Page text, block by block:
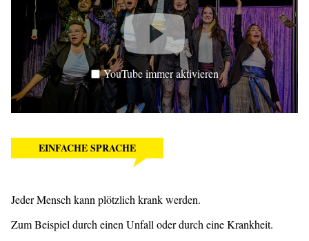
YouTube immer aktivieren
EINFACHE SPRACHE
Jeder Mensch kann plötzlich krank werden.
Zum Beispiel durch einen Unfall oder durch eine Krankheit.